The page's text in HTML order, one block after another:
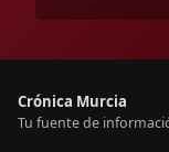
Crónica Murcia
Tu fuente de